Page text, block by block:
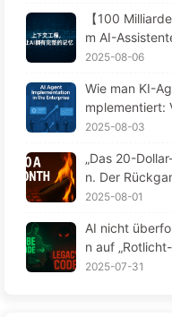
vermeiden
draußen –
【100
m AI-
en, immer
m AI Lernen
2025-08-06
Wie man KI-
mplementiert:
aden 2025 –
2025-08-03
„Das 20-
n. Der
n, denn das
2025-08-01
AI nicht
n auf
asten die
2025-07-31